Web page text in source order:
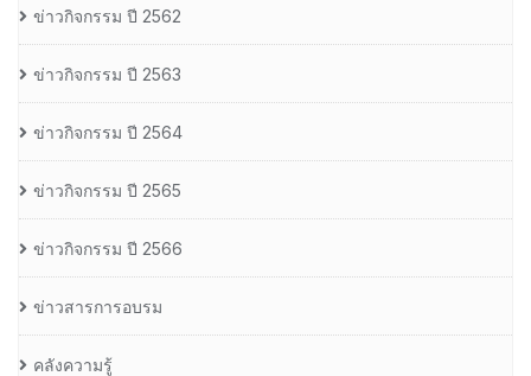
ข่าวกิจกรรม ปี 2562
ข่าวกิจกรรม ปี 2563
ข่าวกิจกรรม ปี 2564
ข่าวกิจกรรม ปี 2565
ข่าวกิจกรรม ปี 2566
ข่าวสารการอบรม
คลังความรู้